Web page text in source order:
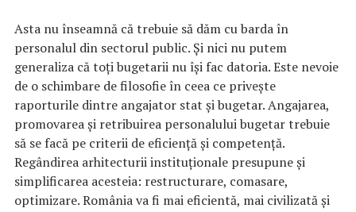
Asta nu înseamnă că trebuie să dăm cu barda în
personalul din sectorul public. Și nici nu putem
generaliza că toți bugetarii nu își fac datoria. Este nevoie
de o schimbare de filosofie în ceea ce privește
raporturile dintre angajator stat și bugetar. Angajarea,
promovarea și retribuirea personalului bugetar trebuie
să se facă pe criterii de eficiență și competență.
Regândirea arhitecturii instituționale presupune și
simplificarea acesteia: restructurare, comasare,
optimizare. România va fi mai eficientă, mai civilizată și